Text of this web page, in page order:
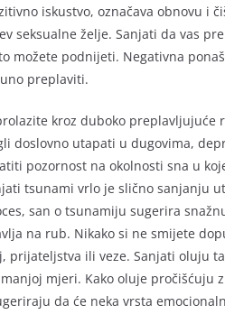
iskustvo, označava obnovu i
seksualne želje. Sanjati da vas
možete podnijeti. Negativna
preplaviti.
kroz duboko preplavljujuće
doslovno utapati u dugovima,
pozornost na okolnosti sna u
tsunami vrlo je slično sanjanju
san o tsunamiju sugerira
na rub. Nikako si ne smijete
prijateljstva ili veze. Sanjati oluju
mjeri. Kako oluje pročišćuju
da će neka vrsta